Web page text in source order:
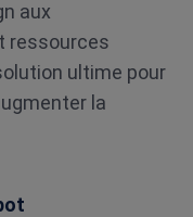
aux
ressources
ultime pour
la